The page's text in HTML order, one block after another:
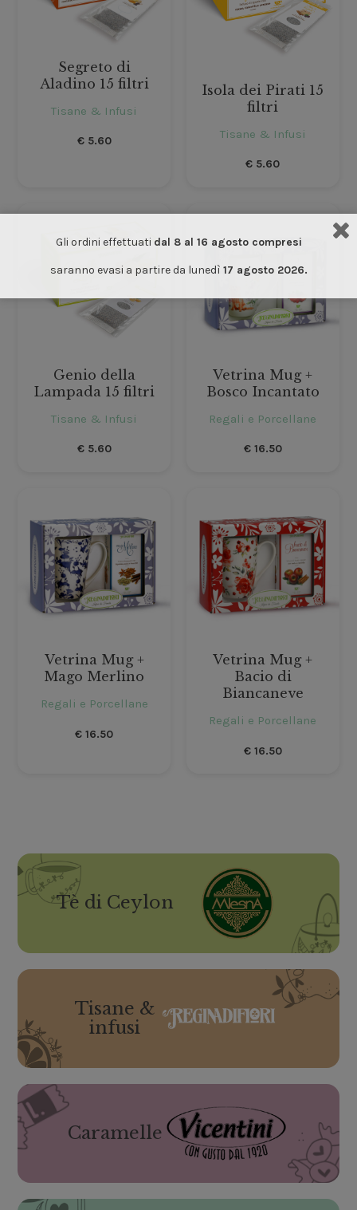
Segreto di
Aladino 15 filtri
Tisane & Infusi
€5.60
Isola dei Pirati 15
filtri
Tisane & Infusi
€ 5.60
Genio della
Lampada 15 filtri
Tisane & Infusi
€5.60
Vetrina Mug +
Bosco Incantato
Regali e Porcellane
€16.50
Vetrina Mug +
Mago Merlino
Regali e Porcellane
€ 16.50
Vetrina Mug +
Bacio di
Biancaneve
Regali e Porcellane
€16.50
Tè di Ceylon
Tisane &
infusi
Caramelle
Gli ordini effettuati dal 8 al 16 agosto compresi
saranno evasi a partire da lunedì 17 agosto 2026.